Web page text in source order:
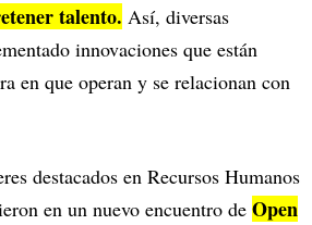
talento. Así, diversas
innovaciones que están
en que operan y se relacionan con
destacados en Recursos Humanos
en un nuevo encuentro de Open